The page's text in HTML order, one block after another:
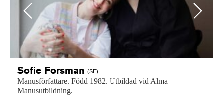
Previous
Sofie Forsman (SE)
Manusförfattare. Född 1982. Utbildad vid Alma
Manusutbildning.
Next